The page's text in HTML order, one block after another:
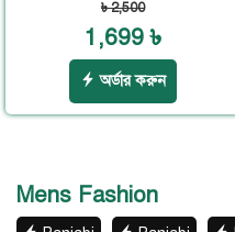
৳ 2,500
1,699 ৳
অর্ডার করুন
Mens Fashion